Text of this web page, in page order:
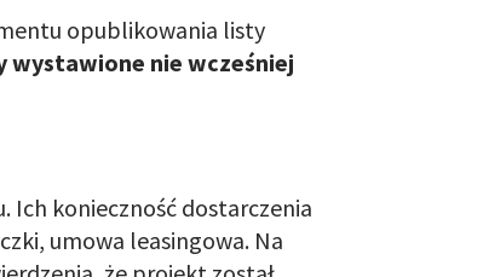
opublikowania listy
wystawione nie wcześniej
Ich konieczność dostarczenia
umowa leasingowa. Na